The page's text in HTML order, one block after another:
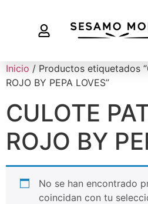
Inicio / Productos etiquetados
ROJO BY PEPA LOVES”
CULOTE
ROJO BY
No se han encontrado
coincidan con tu